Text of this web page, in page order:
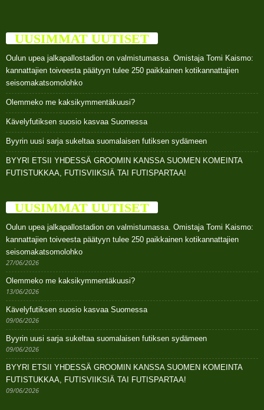
UUSIMMAT UUTISET
Oulun upea jalkapallostadion on valmistumassa. Omistaja Tomi Kaismo:
kannattajien toiveesta päätyyn tulee 250 paikkainen kotikannattajien
seisomakatsomolohko
Olemmeko me kaksikymmentäkuusi?
Kävelyfutiksen suosio kasvaa Suomessa
Byyrin uusi sarja sukeltaa suomalaisen futiksen sydämeen
BYYRI ETSII YHDESSÄ GROOMIN KANSSA SUOMEN KOMEINTA
FUTISTUKKAA, FUTISVIIKSIÄ TAI FUTISPARTAA!
UUSIMMAT UUTISET
Oulun upea jalkapallostadion on valmistumassa. Omistaja Tomi Kaismo:
kannattajien toiveesta päätyyn tulee 250 paikkainen kotikannattajien
seisomakatsomolohko
27/06/2026
Olemmeko me kaksikymmentäkuusi?
13/06/2026
Kävelyfutiksen suosio kasvaa Suomessa
09/06/2026
Byyrin uusi sarja sukeltaa suomalaisen futiksen sydämeen
09/06/2026
BYYRI ETSII YHDESSÄ GROOMIN KANSSA SUOMEN KOMEINTA
FUTISTUKKAA, FUTISVIIKSIÄ TAI FUTISPARTAA!
09/06/2026